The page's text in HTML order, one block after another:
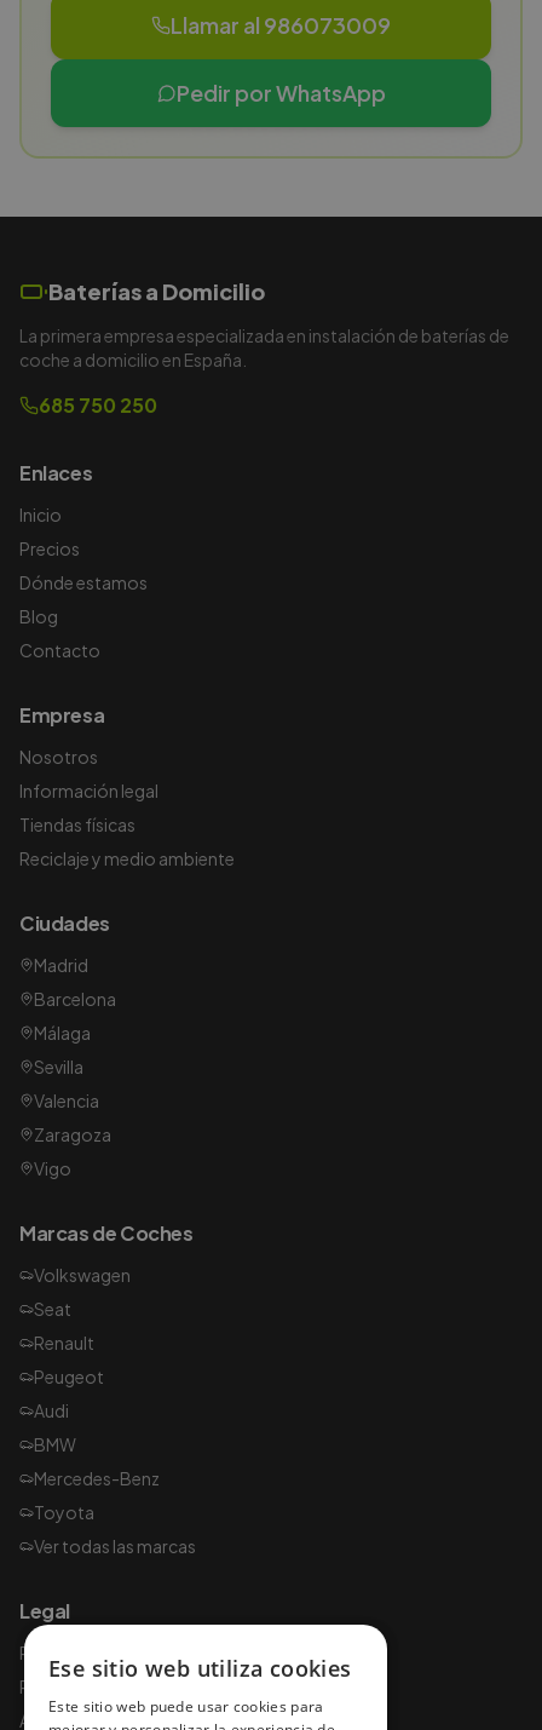
Llamar al 986073009
Pedir por WhatsApp
Baterías a Domicilio
La primera empresa especializada en instalación de baterías de
coche a domicilio en España.
685 750 250
Enlaces
Inicio
Precios
Dónde estamos
Blog
Contacto
Empresa
Nosotros
Información legal
Tiendas físicas
Reciclaje y medio ambiente
Ciudades
Madrid
Barcelona
Málaga
Sevilla
Valencia
Zaragoza
Vigo
Marcas de Coches
Volkswagen
Seat
Renault
Peugeot
Audi
BMW
Mercedes-Benz
Toyota
Ver todas las marcas
Legal
Política de privacidad
Política de cookies
Aviso legal
Ese sitio web utiliza cookies
Este sitio web puede usar cookies para